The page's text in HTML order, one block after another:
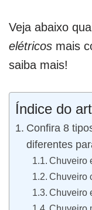
Veja abaixo
elétricos mais
saiba mais!
Índice do
Confira 8
diferentes
Chuveiro
Chuveiro
Chuveiro